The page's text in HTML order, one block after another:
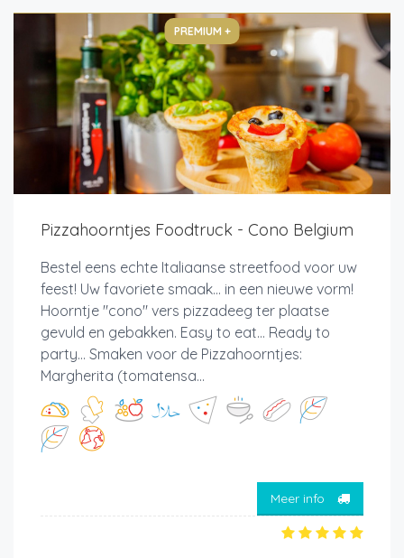
PREMIUM +
Pizzahoorntjes Foodtruck - Cono Belgium
Bestel eens echte Italiaanse streetfood voor uw
feest! Uw favoriete smaak... in een nieuwe vorm!
Hoorntje "cono" vers pizzadeeg ter plaatse
gevuld en gebakken. Easy to eat... Ready to
party... Smaken voor de Pizzahoorntjes:
Margherita (tomatensa...
Meer info